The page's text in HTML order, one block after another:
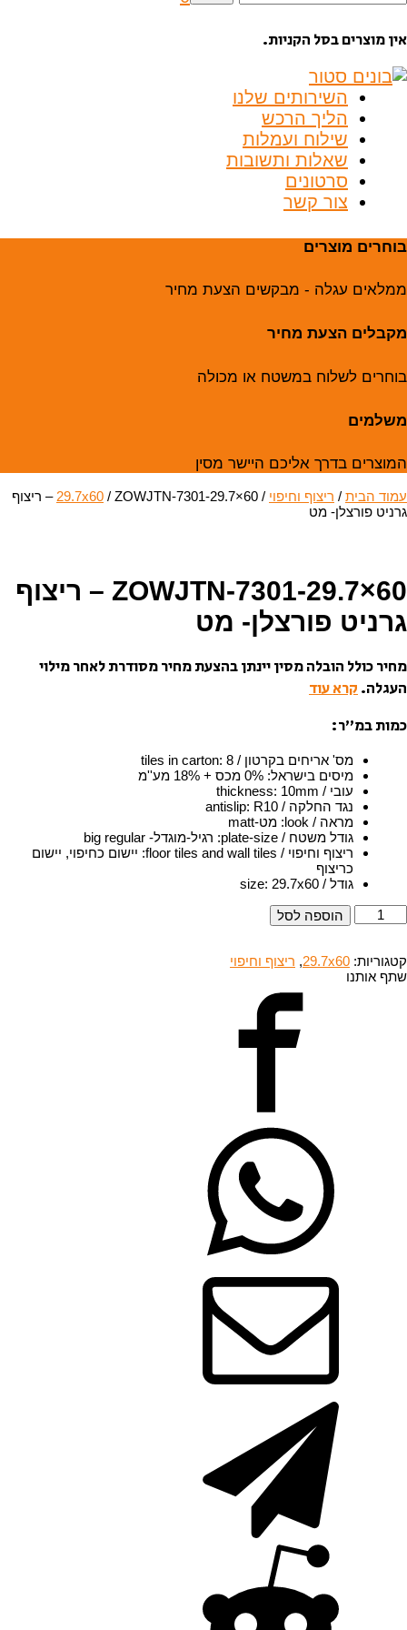
אין מוצרים בסל הקניות.
השירותים שלנו
הליך הרכש
שילוח ועמלות
שאלות ותשובות
סרטונים
צור קשר
בוחרים מוצרים
ממלאים עגלה - מבקשים הצעת מחיר
מקבלים הצעת מחיר
בוחרים לשלוח במשטח או מכולה
משלמים
המוצרים בדרך אליכם היישר מסין
עמוד הבית / ריצוף וחיפוי /
29.7x60 / ZOWJTN-7301-29.7×60 – ריצוף
גרניט פורצלן- מט
ZOWJTN-7301-29.7×60 – ריצוף
גרניט פורצלן- מט
מחיר כולל הובלה מסין יינתן בהצעת מחיר מסודרת לאחר מילוי
העגלה.קרא עוד
כמות במ”ר:
מס' אריחים בקרטון / tiles in carton :8
מיסים בישראל: 0% מכס + 18% מע''מ
עובי / thickness
: 10mm
נגד החלקה / antislip
: R10
מראה / look
: מט-matt
גודל משטח / plate-size
: רגיל-מוגדל- big regular
ריצוף וחיפוי / floor tiles and wall tiles
: יישום כחיפוי, יישום
כריצוף
גודל / size
:29.7x60
כמות
של
7301-
29.7x60
הוספה לסל
קטגוריות: 29.7x60
, ריצוף וחיפוי
שתף אותנו